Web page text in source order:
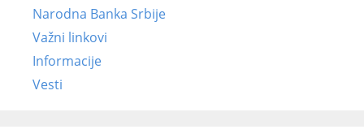
Narodna Banka Srbije
Važni linkovi
Informacije
Vesti